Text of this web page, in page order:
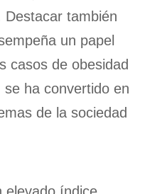
Destacar también
un papel
casos de obesidad
ha convertido en
de la sociedad
elevado índice